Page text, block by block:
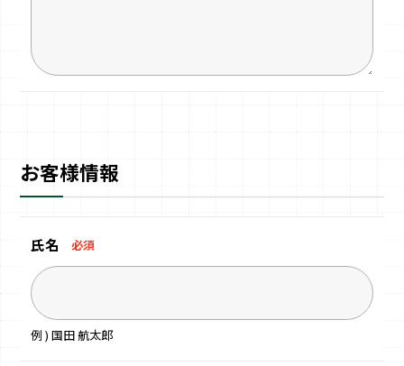
お客様情報
氏名 必須
例 ) 国田 航太郎